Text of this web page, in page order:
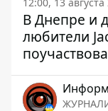
В Днепре и
любители